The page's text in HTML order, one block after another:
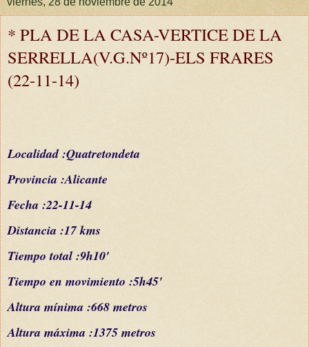
* PLA DE LA CASA-VERTICE DE LA
SERRELLA(V.G.Nº17)-ELS FRARES
(22-11-14)
Localidad :Quatretondeta
Provincia :Alicante
Fecha :22-11-14
Distancia :17 kms
Tiempo total :9h10'
Tiempo en movimiento :5h45'
Altura mínima :668 metros
Altura máxima :1375 metros